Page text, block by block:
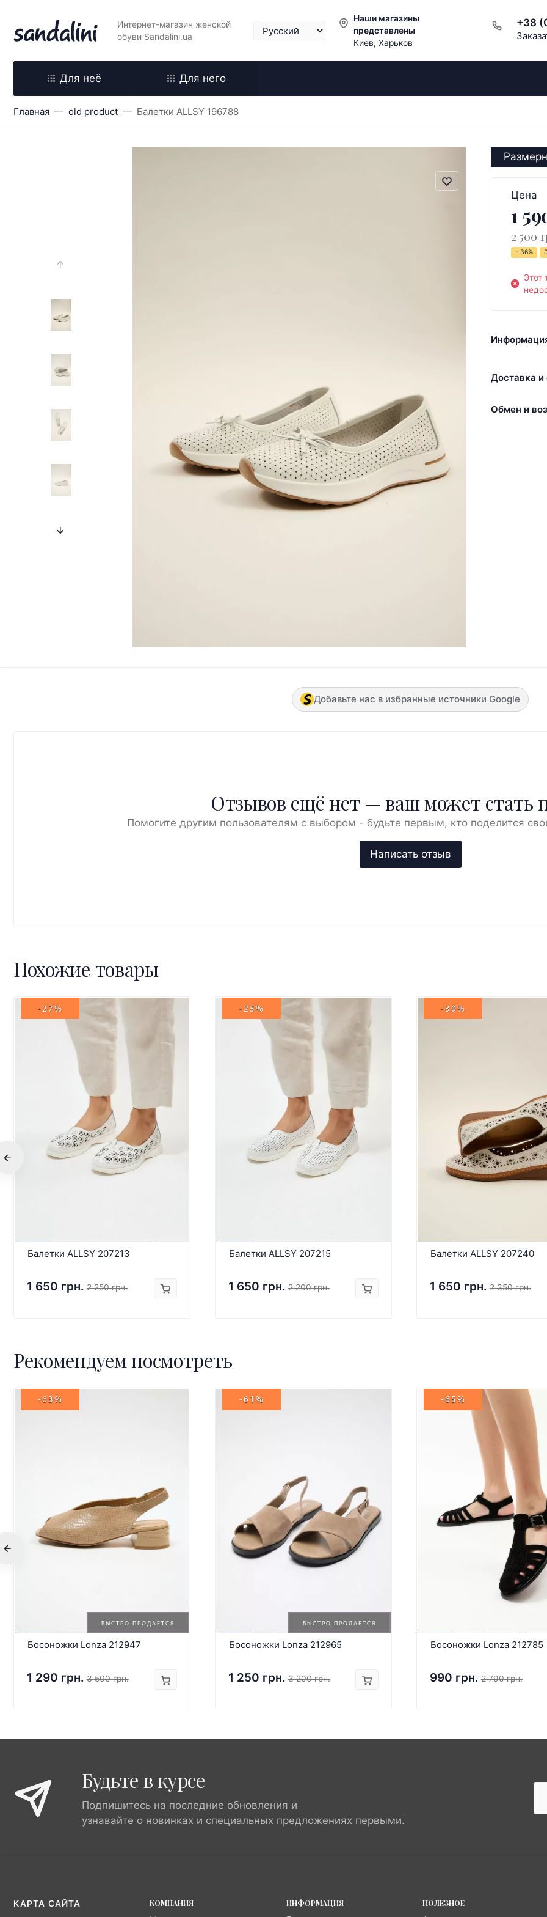
Интернет-магазин женской
обуви Sandalini.ua
Наши магазины
представлены
Киев, Харьков
+38
Для неё Для него
Главная old product Балетки ALLSY 196788
Цена
1
2 500
- 36%
Этот
Доставка и
Обмен и
Добавьте нас в избранные источники Google
Отзывов ещё нет — ваш может стать
Помогите другим пользователям с выбором - будьте первым, кто поделится
Похожие товары
-27%
Балетки ALLSY 207213
1 650 грн. 2 250 грн.
-25%
Балетки ALLSY 207215
1 650 грн. 2 200 грн.
-30%
Балетки ALLSY 207240
1 650 грн. 2 350 грн.
Рекомендуем посмотреть
БЫСТРО ПРОДАЕТСЯ
-63%
Босоножки Lonza 212947
1 290 грн. 3 500 грн.
БЫСТРО ПРОДАЕТСЯ
-61%
Босоножки Lonza 212965
1 250 грн. 3 200 грн.
-65%
Босоножки Lonza 212785
990 грн. 2 790 грн.
Будьте в курсе
Подпишитесь на последние обновления и
узнавайте о новинках и специальных предложениях первыми.
КАРТА САЙТА
КОМПАНИЯ
ИНФОРМАЦИЯ
ПОЛЕЗНОЕ